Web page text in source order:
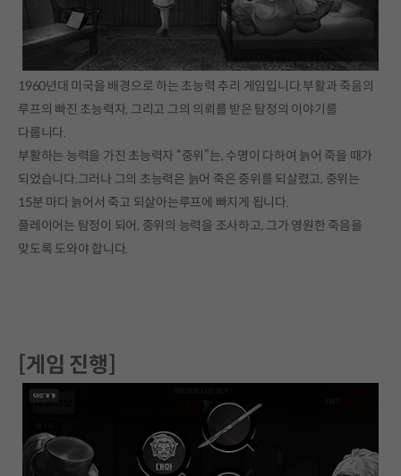
1960년대 미국을 배경으로 하는 초능력 추리 게임입니다.부활과 죽음의
루프의 빠진 초능력자, 그리고 그의 의뢰를 받은 탐정의 이야기를
다룹니다.
부활하는 능력을 가진 초능력자 “중위”는, 수명이 다하여 늙어 죽을 때가
되었습니다.그러나 그의 초능력은 늙어 죽은 중위를 되살렸고, 중위는
15분 마다 늙어서 죽고 되살아는루프에 빠지게 됩니다.
플레이어는 탐정이 되어, 중위의 능력을 조사하고, 그가 영원한 죽음을
맞도록 도와야 합니다.
[게임 진행]